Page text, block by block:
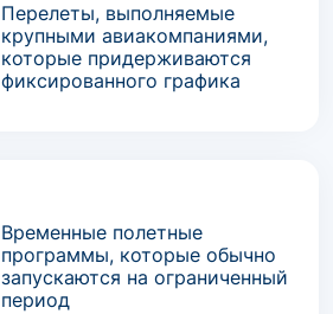
Перелеты, выполняемые
крупными авиакомпаниями,
которые придерживаются
фиксированного графика
Временные полетные
программы, которые обычно
запускаются на ограниченный
период